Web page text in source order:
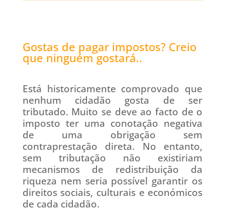
Gostas de pagar impostos? Creio
que ninguém gostará..
Está historicamente comprovado que
nenhum cidadão gosta de ser
tributado. Muito se deve ao facto de o
imposto ter uma conotação negativa
de uma obrigação sem
contraprestação direta. No entanto,
sem tributação não existiriam
mecanismos de redistribuição da
riqueza nem seria possível garantir os
direitos sociais, culturais e económicos
de cada cidadão.